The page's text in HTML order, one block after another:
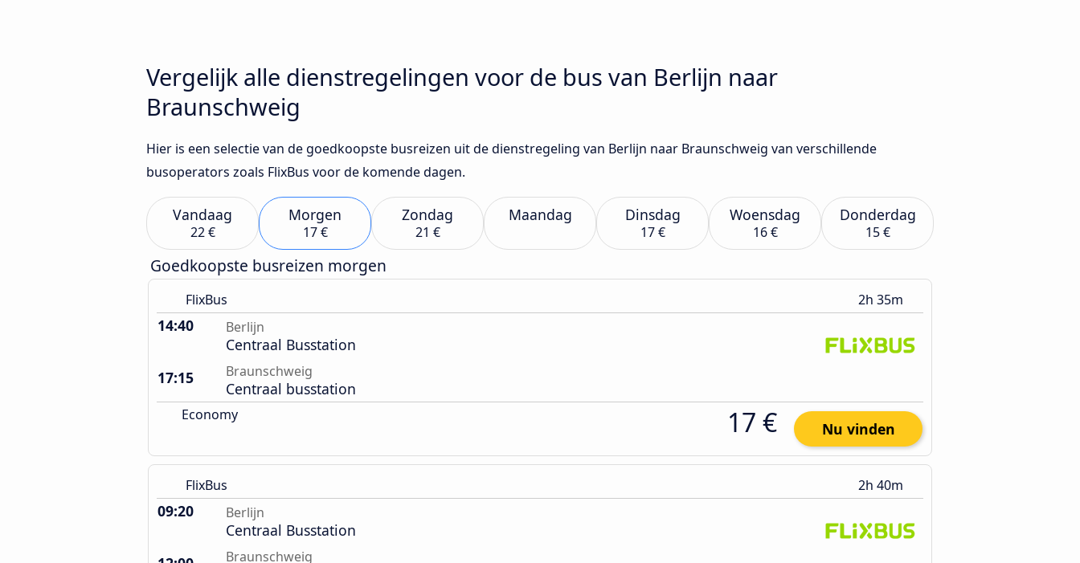
Vergelijk alle dienstregelingen voor de bus van Berlijn naar
Braunschweig
Hier is een selectie van de goedkoopste busreizen uit de dienstregeling van Berlijn naar Braunschweig van verschillende
busoperators zoals FlixBus voor de komende dagen.
Vandaag
22 €
Morgen
17 €
Zondag
21 €
Maandag Dinsdag
17 €
Woensdag
16 €
Donderdag
15 €
Goedkoopste busreizen morgen
FlixBus 2h 35m
14:40 Berlijn
Centraal Busstation
17:15
Braunschweig
Centraal busstation
Economy 17 € Nu vinden
FlixBus 2h 40m
09:20 Berlijn
Centraal Busstation
Braunschweig